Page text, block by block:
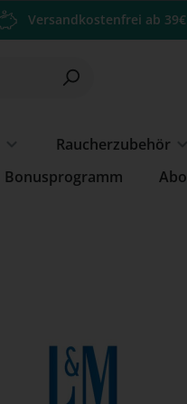
Versandkostenfrei ab 39€
Raucherzubehör
Bonusprogramm Abo